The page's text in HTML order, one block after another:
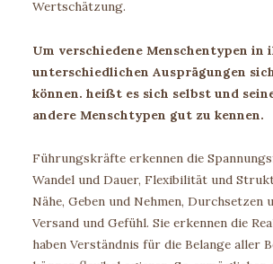
Wertschätzung.
Um verschiedene Menschentypen in
unterschiedlichen Ausprägungen
können. heißt es sich selbst und
andere Menschtypen gut zu kennen.
Führungskräfte erkennen die
Wandel und Dauer, Flexibilität und
Nähe, Geben und Nehmen, Durchsetzen
Versand und Gefühl. Sie erkennen die
haben Verständnis für die Belange aller